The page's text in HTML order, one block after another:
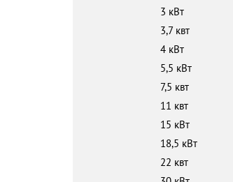
3 кВт
3,7 квт
4 кВт
5,5 кВт
7,5 квт
11 квт
15 кВт
18,5 кВт
22 квт